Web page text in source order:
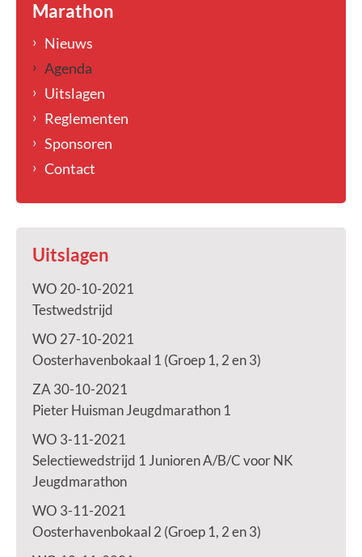
Marathon
Nieuws
Agenda
Uitslagen
Reglementen
Sponsoren
Contact
Uitslagen
WO 20-10-2021
Testwedstrijd
WO 27-10-2021
Oosterhavenbokaal 1 (Groep 1, 2 en 3)
ZA 30-10-2021
Pieter Huisman Jeugdmarathon 1
WO 3-11-2021
Selectiewedstrijd 1 Junioren A/B/C voor NK
Jeugdmarathon
WO 3-11-2021
Oosterhavenbokaal 2 (Groep 1, 2 en 3)